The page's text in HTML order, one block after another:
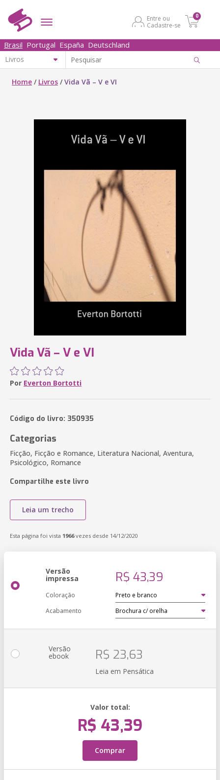
Entre ou
Cadastre-se
0
Brasil Portugal España Deutschland
Home / Livros /Vida Vã – V e VI
Vida Vã – V e VI
Por Everton Bortotti
Código do livro: 350935
Categorias
Ficção, Ficção e Romance, Literatura Nacional, Aventura,
Psicológico, Romance
Compartilhe este livro
Leia um trecho
Esta página foi vista 1966vezes desde 14/12/2020
Versão
impressa R$ 43,39
Coloração
Acabamento
Versão
ebook R$ 23,63
Leia em Pensática
Valor total:
R$ 43,39
Comprar